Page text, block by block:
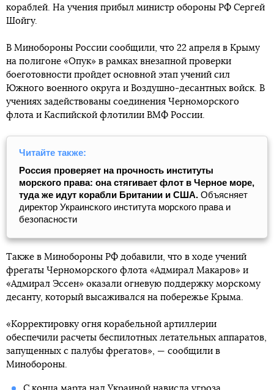
кораблей. На учения прибыл министр обороны РФ Сергей
Шойгу.
В Минобороны России сообщили, что 22 апреля в Крыму
на полигоне «Опук» в рамках внезапной проверки
боеготовности пройдет основной этап учений сил
Южного военного округа и Воздушно-десантных войск. В
учениях задействованы соединения Черноморского
флота и Каспийской флотилии ВМФ России.
Читайте также:
Россия проверяет на прочность институты
морского права: она стягивает флот в Черное море,
туда же идут корабли Британии и США. Объясняет
директор Украинского института морского права и
безопасности
Также в Минобороны РФ добавили, что в ходе учений
фрегаты Черноморского флота «Адмирал Макаров» и
«Адмирал Эссен» оказали огневую поддержку морскому
десанту, который высаживался на побережье Крыма.
«Корректировку огня корабельной артиллерии
обеспечили расчеты беспилотных летательных аппаратов,
запущенных с палубы фрегатов», — сообщили в
Минобороны.